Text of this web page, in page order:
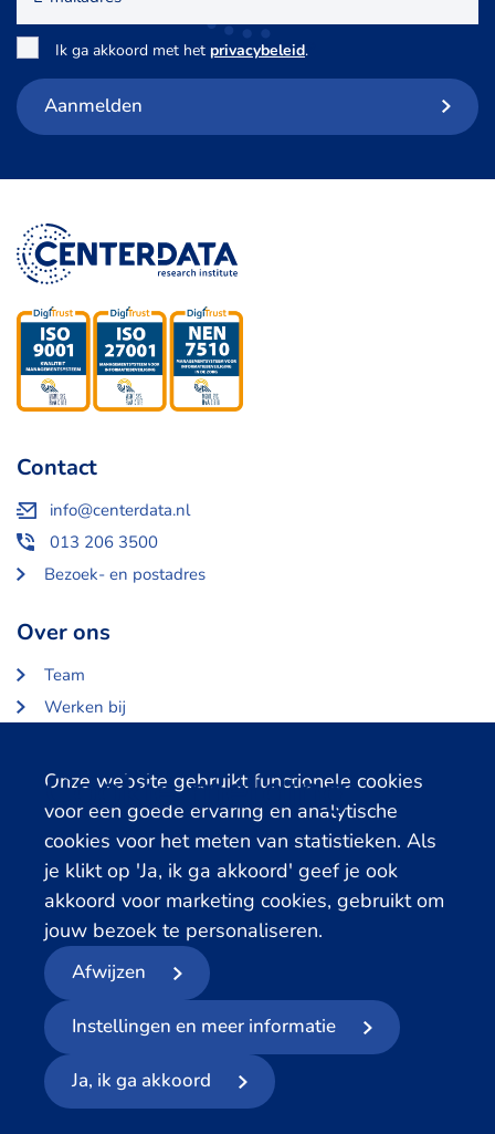
Cookie melding
Onze website gebruikt functionele cookies
voor een goede ervaring en analytische
cookies voor het meten van statistieken. Als
je klikt op 'Ja, ik ga akkoord' geef je ook
akkoord voor marketing cookies, gebruikt om
jouw bezoek te personaliseren.
Afwijzen
Instellingen en meer informatie
Ja, ik ga akkoord
Toestemming
Ik ga akkoord met het privacybeleid.
Aanmelden
Contact
info@centerdata.nl
013 206 3500
Bezoek- en postadres
Over ons
Team
Werken bij
Partners en opdrachtgevers
Gerelateerde databanken
LISS Data Archive
SHARE Data Access
DHS Data Access
© 2026 - Centerdata
Privacyverklaring
Voorwaarden
Meld datalek
Volg ons op social media: